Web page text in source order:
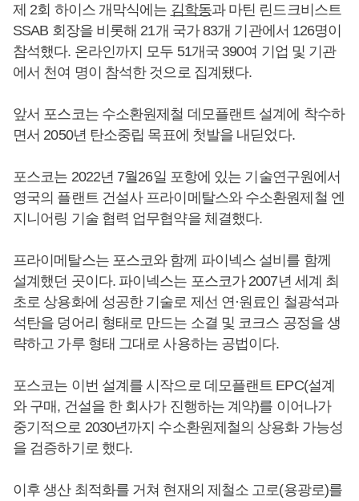
제 2회 하이스 개막식에는 김학동과 마틴 린드크비스트
SSAB 회장을 비롯해 21개 국가 83개 기관에서 126명이
참석했다. 온라인까지 모두 51개국 390여 기업 및 기관
에서 천여 명이 참석한 것으로 집계됐다.
앞서 포스코는 수소환원제철 데모플랜트 설계에 착수하
면서 2050년 탄소중립 목표에 첫발을 내딛었다.
포스코는 2022년 7월26일 포항에 있는 기술연구원에서
영국의 플랜트 건설사 프라이메탈스와 수소환원제철 엔
지니어링 기술 협력 업무협약을 체결했다.
프라이메탈스는 포스코와 함께 파이넥스 설비를 함께
설계했던 곳이다. 파이넥스는 포스코가 2007년 세계 최
초로 상용화에 성공한 기술로 제선 연·원료인 철광석과
석탄을 덩어리 형태로 만드는 소결 및 코크스 공정을 생
략하고 가루 형태 그대로 사용하는 공법이다.
포스코는 이번 설계를 시작으로 데모플랜트 EPC(설계
와 구매, 건설을 한 회사가 진행하는 계약)를 이어나가
중기적으로 2030년까지 수소환원제철의 상용화 가능성
을 검증하기로 했다.
이후 생산 최적화를 거쳐 현재의 제철소 고로(용광로)를